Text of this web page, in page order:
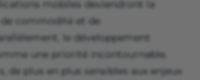
mobiles deviendront la
commodité et de
le développement
une priorité incontournable.
de plus en plus sensibles aux enjeux